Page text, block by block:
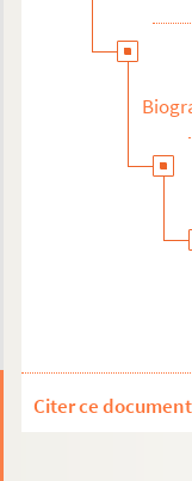
de Bohême
dance company
de Venise
Carlo Colla e Figli
campagne
Citer ce